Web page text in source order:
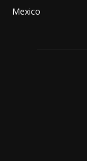
Mexico